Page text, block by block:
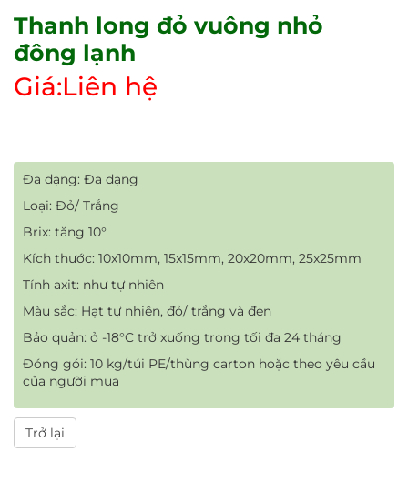
Thanh long đỏ vuông nhỏ
đông lạnh
Giá:Liên hệ
Đa dạng: Đa dạng
Loại: Đỏ/ Trắng
Brix: tăng 10°
Kích thước: 10x10mm, 15x15mm, 20x20mm, 25x25mm
Tính axit: như tự nhiên
Màu sắc: Hạt tự nhiên, đỏ/ trắng và đen
Bảo quản: ở -18°C trở xuống trong tối đa 24 tháng
Đóng gói: 10 kg/túi PE/thùng carton hoặc theo yêu cầu
của người mua
Trở lại